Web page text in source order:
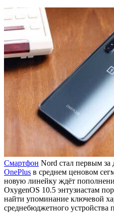
Смартфон Nord стал первым за
OnePlus в среднем ценовом
новую линейку ждёт
OxygenOS 10.5 энтузиастам
найти упоминание ключевой
среднебюджетного устройства